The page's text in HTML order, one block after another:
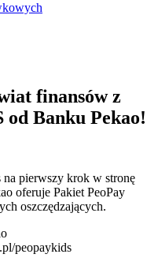
finansów z
od Banku Pekao!
pierwszy krok w stronę
oferuje Pakiet PeoPay
oszczędzających.
peopaykids